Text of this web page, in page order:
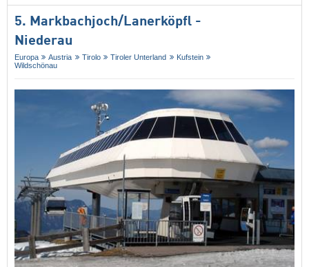
5. Markbachjoch/​Lanerköpfl -
Niederau
Europa Austria Tirolo Tiroler Unterland
Kufstein
Wildschönau